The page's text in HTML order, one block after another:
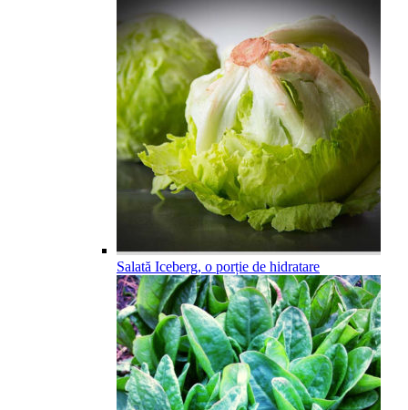
Salată Iceberg, o porție de hidratare